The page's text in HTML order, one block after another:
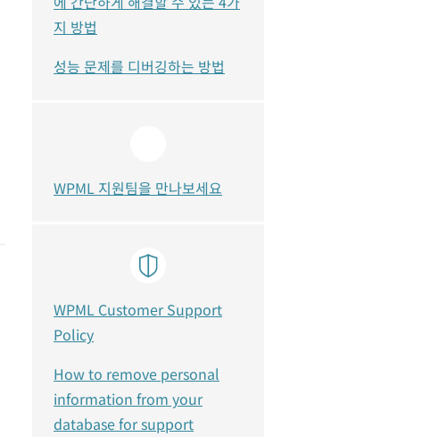
지 방법
성능 문제를 디버깅하는 방법
WPML 지원팀을 만나보세요
WPML Customer Support
Policy
How to remove personal
information from your
database for support